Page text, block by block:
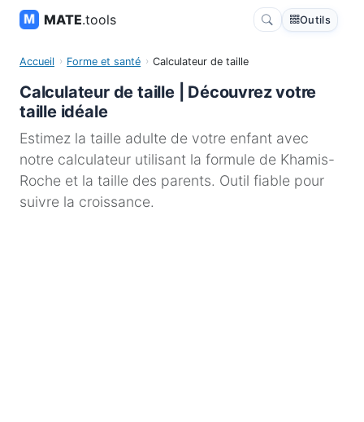
MATE.tools Outils
Accueil Forme et santé Calculateur de taille
Calculateur de taille | Découvrez votre
taille idéale
Estimez la taille adulte de votre enfant avec
notre calculateur utilisant la formule de Khamis-
Roche et la taille des parents. Outil fiable pour
suivre la croissance.